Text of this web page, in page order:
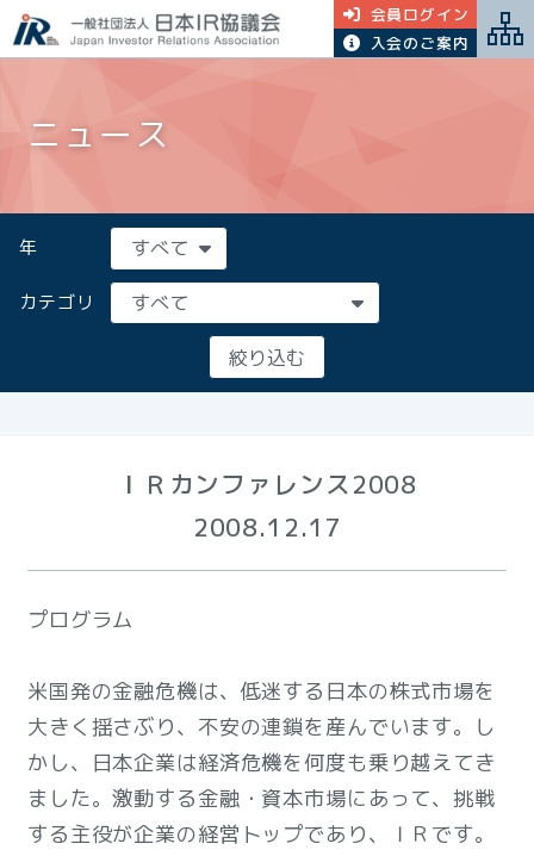
会員ログイン
入会のご案内
ニュース
年
カテゴリ
ＩＲカンファレンス2008
2008.12.17
プログラム
米国発の金融危機は、低迷する日本の株式市場を
大きく揺さぶり、不安の連鎖を産んでいます。し
かし、日本企業は経済危機を何度も乗り越えてき
ました。激動する金融・資本市場にあって、挑戦
する主役が企業の経営トップであり、ＩＲです。